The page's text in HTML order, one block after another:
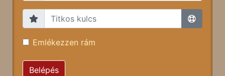
Emlékezzen rám
Belépés